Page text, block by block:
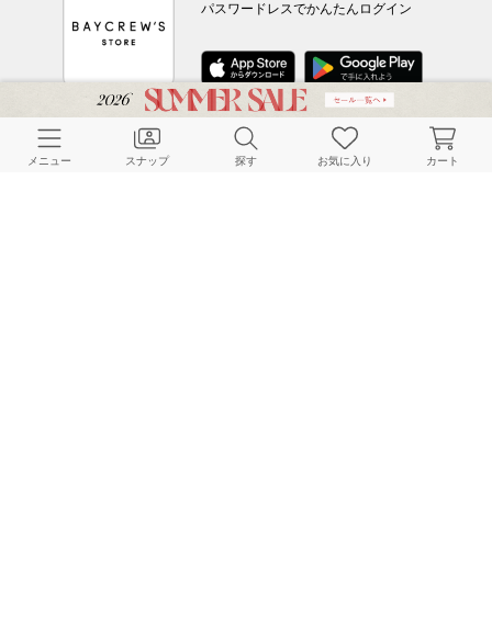
パスワードレスでかんたんログイン
CUSTOMER SERVICE
メニュー スナップ 探す お気に入り カート